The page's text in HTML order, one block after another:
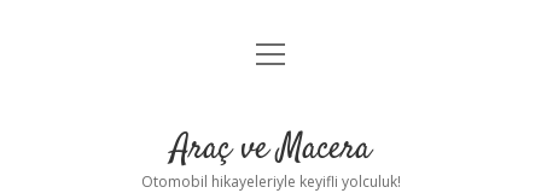
Anasayfa
Yasal Uyarı
menüyü
Araç ve Macera
Otomobil hikayeleriyle keyifli yolculuk!